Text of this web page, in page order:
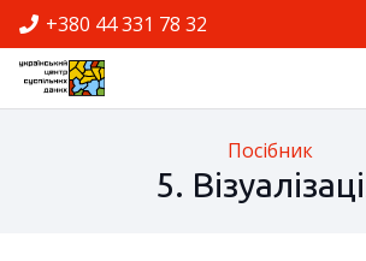
+380 44 331 78 32
Посібник
5.